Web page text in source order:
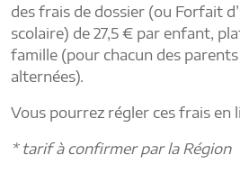
des frais de dossier (ou Forfait
scolaire) de 27,5 € par enfant,
famille (pour chacun des parents
alternées).
Vous pourrez régler ces frais en
* tarif à confirmer par la Région